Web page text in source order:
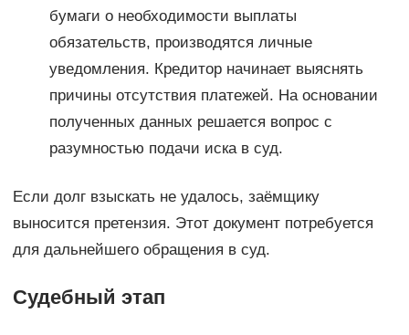
бумаги о необходимости выплаты
обязательств, производятся личные
уведомления. Кредитор начинает выяснять
причины отсутствия платежей. На основании
полученных данных решается вопрос с
разумностью подачи иска в суд.
Если долг взыскать не удалось, заёмщику
выносится претензия. Этот документ потребуется
для дальнейшего обращения в суд.
Судебный этап